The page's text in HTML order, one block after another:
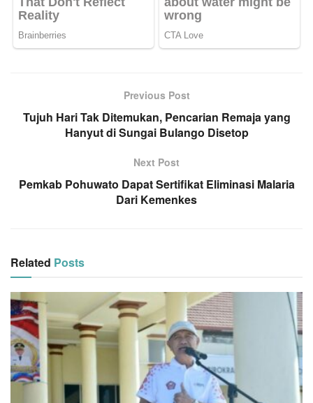
Previous Post
Tujuh Hari Tak Ditemukan, Pencarian Remaja yang
Hanyut di Sungai Bulango Disetop
Next Post
Pemkab Pohuwato Dapat Sertifikat Eliminasi Malaria
Dari Kemenkes
Related Posts